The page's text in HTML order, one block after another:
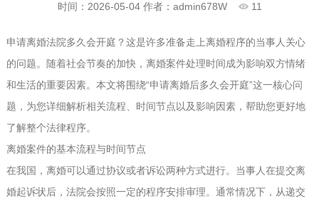
时间：2026-05-04 作者：admin678W 11
申请离婚法院多久会开庭？这是许多准备走上离婚程序的当事人关心
的问题。随着社会节奏的加快，离婚案件处理时间成为影响双方情绪
和生活的重要因素。本文将围绕“申请离婚后多久会开庭”这一核心问
题，为您详细解析相关流程、时间节点以及影响因素，帮助您更好地
了解整个法律程序。
离婚案件的基本流程与时间节点
在我国，离婚可以通过协议或者诉讼两种方式进行。当事人在提交离
婚起诉状后，法院会按照一定的程序安排审理。通常情况下，从递交